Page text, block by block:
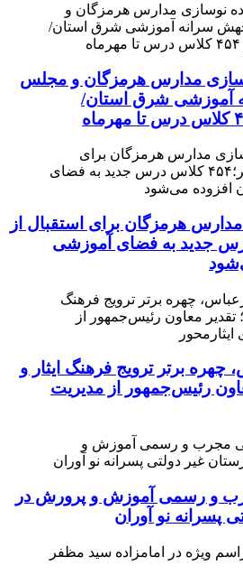
مدارس هرمزگان و مجلس
آموزشی شرق استان/
هرمزگان برای استقبال از
درس جدید به فضای آموزشی
چهره برتر ترویج فرهنگ ایثار و
رئیس‌جمهور از مدیریت
و رسمی آموزش و پرورش در
پسرانه نو آوران